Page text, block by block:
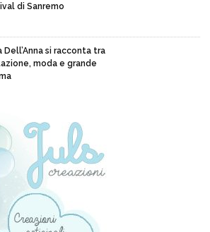
di Sanremo
Dell’Anna si racconta tra
moda e grande